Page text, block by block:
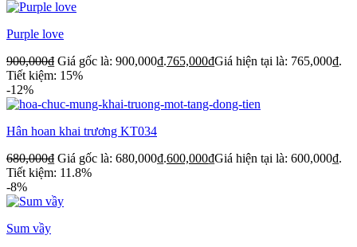
Purple love
900,000₫ Giá gốc là: 900,000₫.765,000₫Giá hiện tại là: 765,000₫.
Tiết kiệm: 15%
-12%
Hân hoan khai trương KT034
680,000₫ Giá gốc là: 680,000₫.600,000₫Giá hiện tại là: 600,000₫.
Tiết kiệm: 11.8%
-8%
Sum vầy